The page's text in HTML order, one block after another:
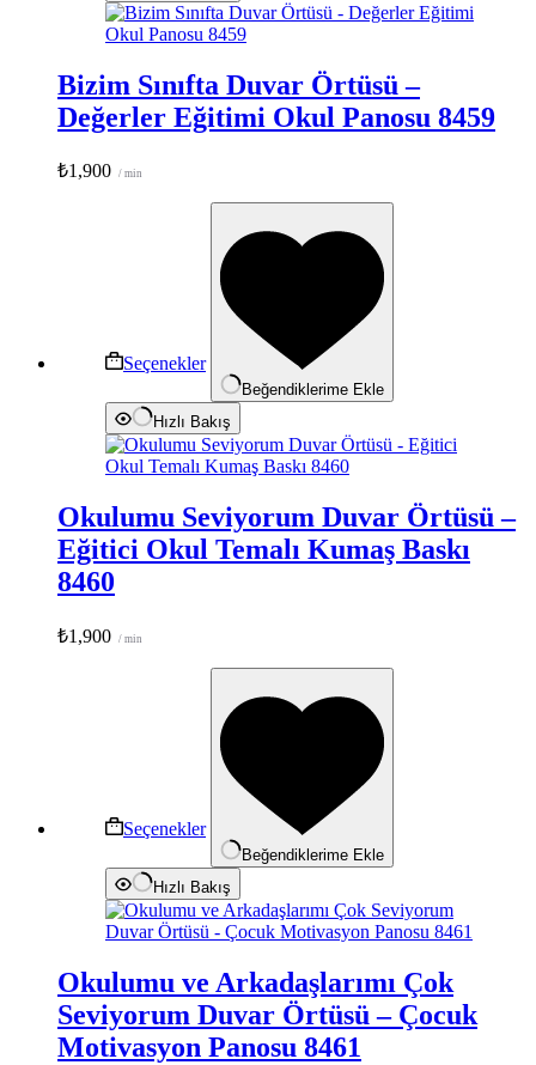
Bizim Sınıfta Duvar Örtüsü –
Değerler Eğitimi Okul Panosu 8459
₺1,900 / min
Seçenekler
Bu
ürünün
birden
fazla
varyasyonu
var.
Seçenekler
sayfasından
seçilebilir
Beğendiklerime Ekle
Hızlı Bakış
Okulumu Seviyorum Duvar Örtüsü –
Eğitici Okul Temalı Kumaş Baskı
8460
₺1,900 / min
Seçenekler
Bu
ürünün
birden
fazla
varyasyonu
var.
Seçenekler
sayfasından
seçilebilir
Beğendiklerime Ekle
Hızlı Bakış
Okulumu ve Arkadaşlarımı Çok
Seviyorum Duvar Örtüsü – Çocuk
Motivasyon Panosu 8461